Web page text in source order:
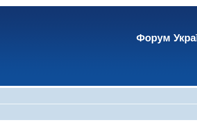
Форум